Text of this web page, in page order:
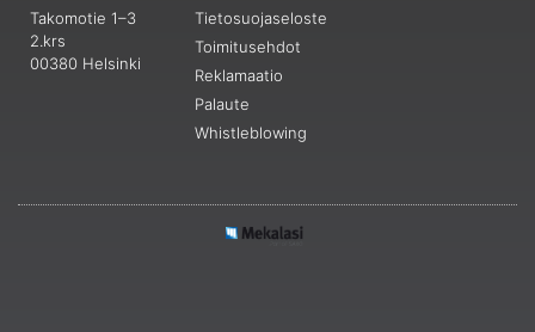
Takomotie 1–3
2.krs
00380 Helsinki
Tietosuojaseloste
Toimitusehdot
Reklamaatio
Palaute
Whistleblowing